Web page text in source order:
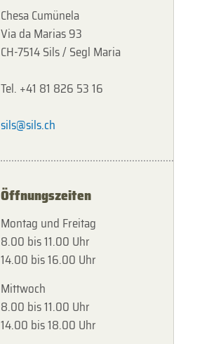
Chesa Cumünela
Via da Marias 93
CH-7514 Sils / Segl Maria
Tel. +41 81 826 53 16
sils@sils.ch
Öffnungszeiten
Montag und Freitag
8.00 bis 11.00 Uhr
14.00 bis 16.00 Uhr
Mittwoch
8.00 bis 11.00 Uhr
14.00 bis 18.00 Uhr